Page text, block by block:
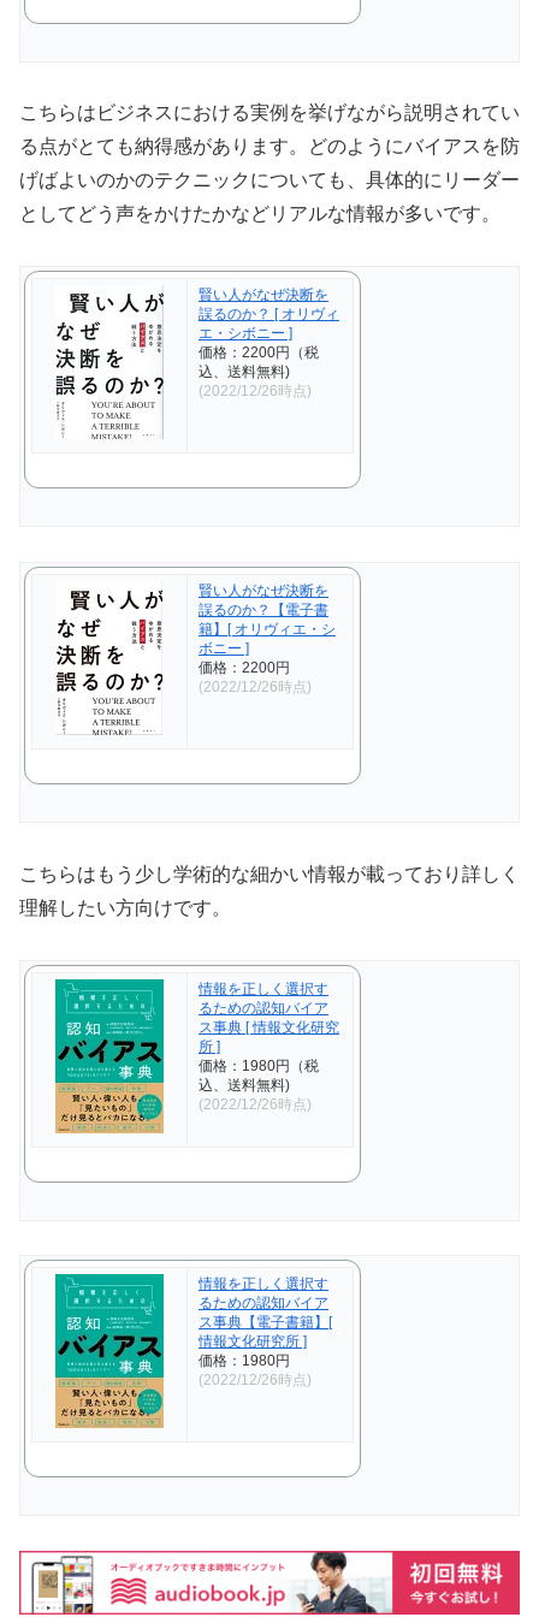
こちらはビジネスにおける実例を挙げながら説明されてい
る点がとても納得感があります。どのようにバイアスを防
げばよいのかのテクニックについても、具体的にリーダー
としてどう声をかけたかなどリアルな情報が多いです。
賢い人がなぜ決断を
誤るのか？ [ オリヴィ
エ・シボニー ]
価格：2200円（税
込、送料無料)
(2022/12/26時点)
賢い人がなぜ決断を
誤るのか？【電子書
籍】[ オリヴィエ・シ
ボニー ]
価格：2200円
(2022/12/26時点)
こちらはもう少し学術的な細かい情報が載っており詳しく
理解したい方向けです。
情報を正しく選択す
るための認知バイア
ス事典 [ 情報文化研究
所 ]
価格：1980円（税
込、送料無料)
(2022/12/26時点)
情報を正しく選択す
るための認知バイア
ス事典【電子書籍】[
情報文化研究所 ]
価格：1980円
(2022/12/26時点)